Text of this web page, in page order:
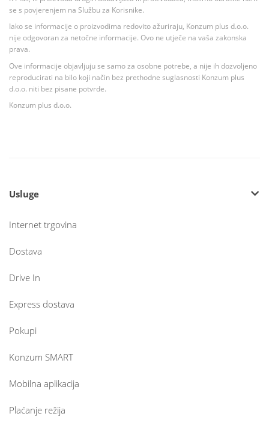
se s povjerenjem na Službu za Korisnike.
Iako se informacije o proizvodima redovito ažuriraju, Konzum plus d.o.o.
nije odgovoran za netočne informacije. Ovo ne utječe na vaša zakonska
prava.
Ove informacije objavljuju se samo za osobne potrebe, a nije ih dozvoljeno
reproducirati na bilo koji način bez prethodne suglasnosti Konzum plus
d.o.o. niti bez pisane potvrde.
Konzum plus d.o.o.
Usluge
Internet trgovina
Dostava
Drive In
Express dostava
Pokupi
Konzum SMART
Mobilna aplikacija
Plaćanje režija